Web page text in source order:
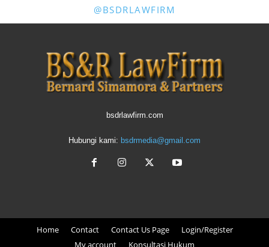
@BSDRLAWFIRM
bsdrlawfirm.com
Hubungi kami: bsdrmedia@gmail.com
Home Contact Contact Us Page
Login/Register
My account
Konsultasi Hukum